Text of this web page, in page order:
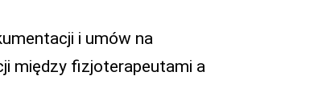
i umów na
między fizjoterapeutami a